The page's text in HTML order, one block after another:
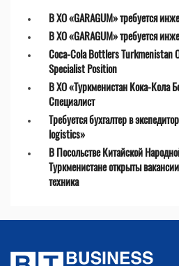
В ХО «GARAGUM» требуется
В ХО «GARAGUM» требуется
Coca-Cola Bottlers Turkmenistan
Specialist Position
В ХО «Туркменистан Кока-Кола
Специалист
Требуется бухгалтер в
logistics»
В Посольстве Китайской
Туркменистане открыты
техника